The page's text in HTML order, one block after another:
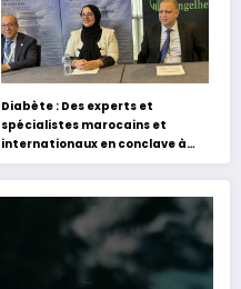
Diabète : Des experts et
spécialistes marocains et
internationaux en conclave à
Tanger